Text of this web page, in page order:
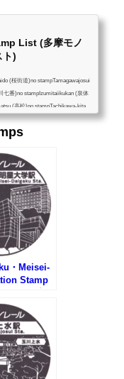
List (多摩モノ
ト)
(桜街道)no stampTamagawajosui
七番)no stampIzumitaiikukan (泉体
(高松)no stampTachikawa-kita
taiikukan (柴崎
(万願寺)no stampTaka
・Meisei-
Stamp
大学明星
ンプ)